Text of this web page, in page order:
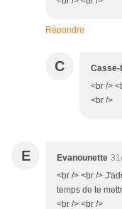
Répondre
C Casse-
<br />
<br />
E Evanounette
<br /> <br />
temps de te
<br /> <br />